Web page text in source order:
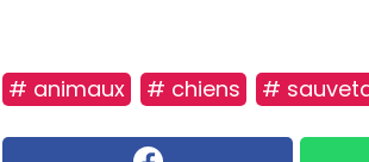
# animaux # chiens #